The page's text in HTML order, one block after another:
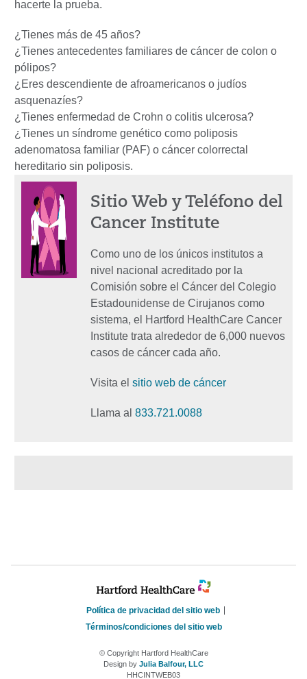
hacerte la prueba.
¿Tienes más de 45 años?
¿Tienes antecedentes familiares de cáncer de colon o
pólipos?
¿Eres descendiente de afroamericanos o judíos
asquenazíes?
¿Tienes enfermedad de Crohn o colitis ulcerosa?
¿Tienes un síndrome genético como poliposis
adenomatosa familiar (PAF) o cáncer colorrectal
hereditario sin poliposis.
Sitio Web y Teléfono del
Cancer Institute
Como uno de los únicos institutos a
nivel nacional acreditado por la
Comisión sobre el Cáncer del Colegio
Estadounidense de Cirujanos como
sistema, el Hartford HealthCare Cancer
Institute trata alrededor de 6,000 nuevos
casos de cáncer cada año.
Visita el sitio web de cáncer
Llama al 833.721.0088
Política de privacidad del sitio web
Términos/condiciones del sitio web
© Copyright Hartford HealthCare
Design by Julia Balfour, LLC
HHCINTWEB03